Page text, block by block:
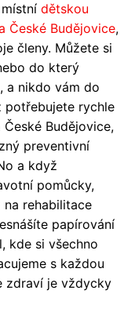
dětskou
České Budějovice,
členy. Můžete si
do který
a nikdo vám do
potřebujete rychle
Budějovice,
preventivní
a když
pomůcky,
na rehabilitace
papírování
kde si všechno
s každou
zdraví je vždycky